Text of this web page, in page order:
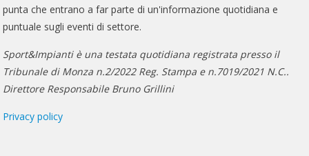
punta che entrano a far parte di un'informazione quotidiana e
puntuale sugli eventi di settore.
Sport&Impianti è una testata quotidiana registrata presso il
Tribunale di Monza n.2/2022 Reg. Stampa e n.7019/2021 N.C..
Direttore Responsabile Bruno Grillini
Privacy policy